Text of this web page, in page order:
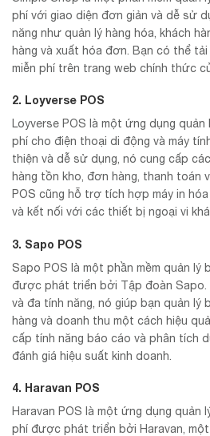
phí với giao diện đơn giản và dễ sử
năng như quản lý hàng hóa, khách
hàng và xuất hóa đơn. Bạn có thể
miễn phí trên trang web chính thức
2. Loyverse POS
Loyverse POS là một ứng dụng quản
phí cho điện thoại di động và máy
thiện và dễ sử dụng, nó cung cấp
hàng tồn kho, đơn hàng, thanh toán
POS cũng hỗ trợ tích hợp máy in
và kết nối với các thiết bị ngoại vi
3. Sapo POS
Sapo POS là một phần mềm quản lý
được phát triển bởi Tập đoàn Sapo.
và đa tính năng, nó giúp bạn quản lý
hàng và doanh thu một cách hiệu
cấp tính năng báo cáo và phân tích
đánh giá hiệu suất kinh doanh.
4. Haravan POS
Haravan POS là một ứng dụng quản
phí được phát triển bởi Haravan,